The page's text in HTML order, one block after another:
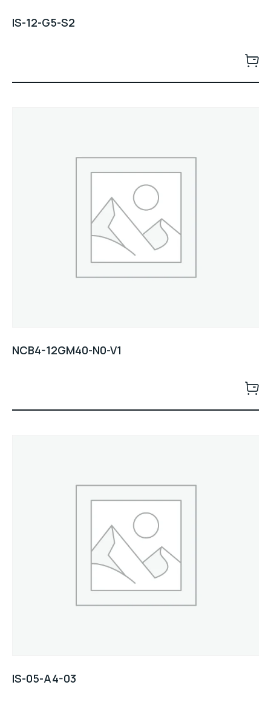
IS-12-G5-S2
NCB4-12GM40-N0-V1
IS-05-A4-03